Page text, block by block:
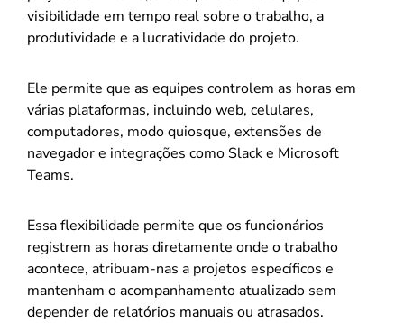
visibilidade em tempo real sobre o trabalho, a
produtividade e a lucratividade do projeto.
Ele permite que as equipes controlem as horas em
várias plataformas, incluindo web, celulares,
computadores, modo quiosque, extensões de
navegador e integrações como Slack e Microsoft
Teams.
Essa flexibilidade permite que os funcionários
registrem as horas diretamente onde o trabalho
acontece, atribuam-nas a projetos específicos e
mantenham o acompanhamento atualizado sem
depender de relatórios manuais ou atrasados.